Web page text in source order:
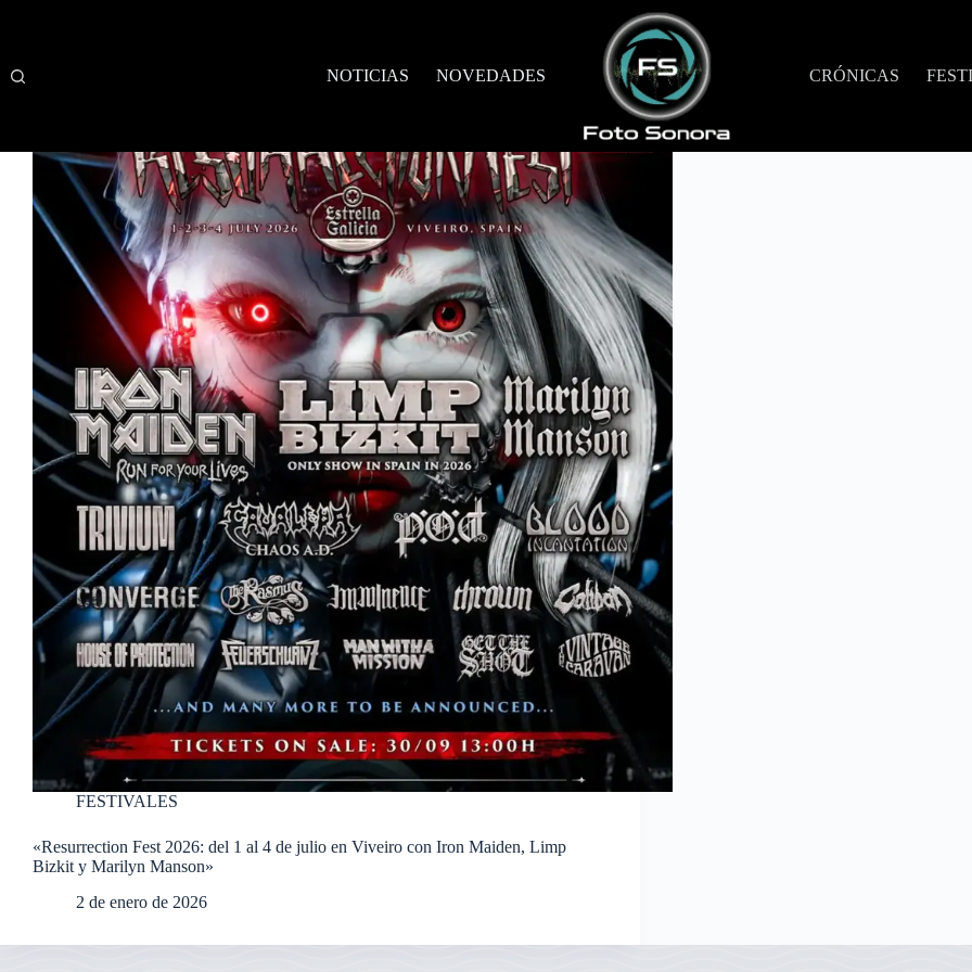
NOTICIAS
NOVEDADES CRÓNICAS
FESTIVALES
«Resurrection Fest 2026: del 1 al 4 de julio en Viveiro con Iron Maiden, Limp
Bizkit y Marilyn Manson»
2 de enero de 2026